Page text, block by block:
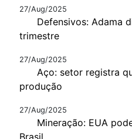
27/Aug/2025
Defensivos: Adama
trimestre
27/Aug/2025
Aço: setor registra
produção
27/Aug/2025
Mineração: EUA
Brasil